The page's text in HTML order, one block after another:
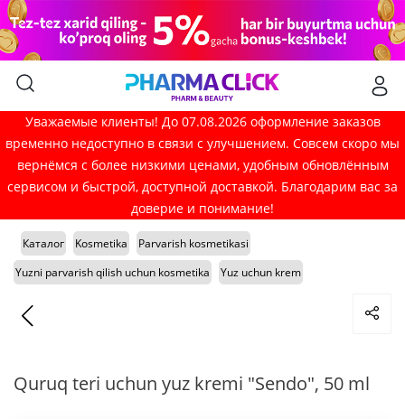
Уважаемые клиенты! До 07.08.2026 оформление заказов
временно недоступно в связи с улучшением. Совсем скоро мы
вернёмся с более низкими ценами, удобным обновлённым
сервисом и быстрой, доступной доставкой. Благодарим вас за
доверие и понимание!
Каталог Kosmetika
Parvarish kosmetikasi
Yuzni parvarish qilish uchun kosmetika
Yuz uchun krem
Quruq teri uchun yuz kremi "Sendo", 50 ml